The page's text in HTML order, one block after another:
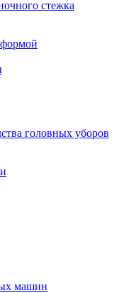
стежка
головных уборов
машин